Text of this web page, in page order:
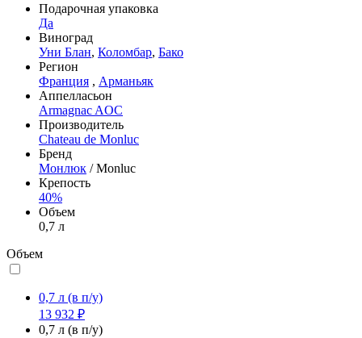
Подарочная упаковка
Да
Виноград
Уни Блан, Коломбар, Бако
Регион
Франция , Арманьяк
Аппелласьон
Armagnac AOC
Производитель
Chateau de Monluc
Бренд
Монлюк / Monluc
Крепость
40%
Объем
0,7 л
Объем
0,7 л (в п/у)
13 932 ₽
0,7 л (в п/у)